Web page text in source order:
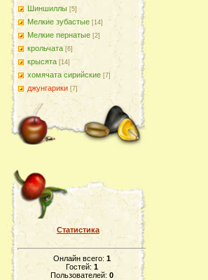
Шиншиллы [5]
Мелкие зубастые [14]
Мелкие пернатые [2]
крольчата [6]
крысята [14]
хомячата сирийские [7]
джунгарики [7]
Статистика
Онлайн всего: 1
Гостей: 1
Пользователей: 0